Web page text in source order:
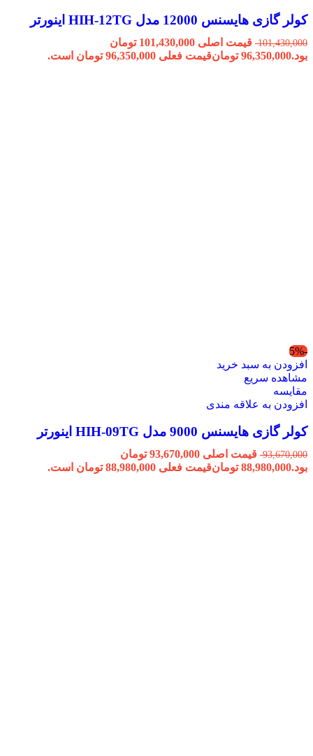
کولر گازی هایسنس 12000 مدل HIH-12TG اینورتر
101,430,000
قیمت اصلی 101,430,000 تومان
بود.96,350,000 تومانقیمت فعلی 96,350,000 تومان است.
-5%
افزودن به سبد خرید
مشاهده سریع
مقایسه
افزودن به علاقه مندی
کولر گازی هایسنس 9000 مدل HIH-09TG اینورتر
93,670,000
قیمت اصلی 93,670,000 تومان
بود.88,980,000 تومانقیمت فعلی 88,980,000 تومان است.